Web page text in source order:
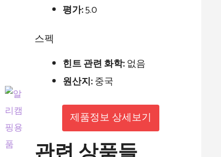
평가:5.0
스펙
힌트 관련 화학:없음
원산지:중국
제품정보 상세보기